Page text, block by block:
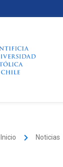
Inicio keyboard_arrow_right Noticias